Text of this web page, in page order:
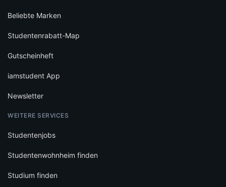
Beliebte Marken
Studentenrabatt-Map
Gutscheinheft
iamstudent App
Newsletter
WEITERE SERVICES
Studentenjobs
Studentenwohnheim finden
Studium finden